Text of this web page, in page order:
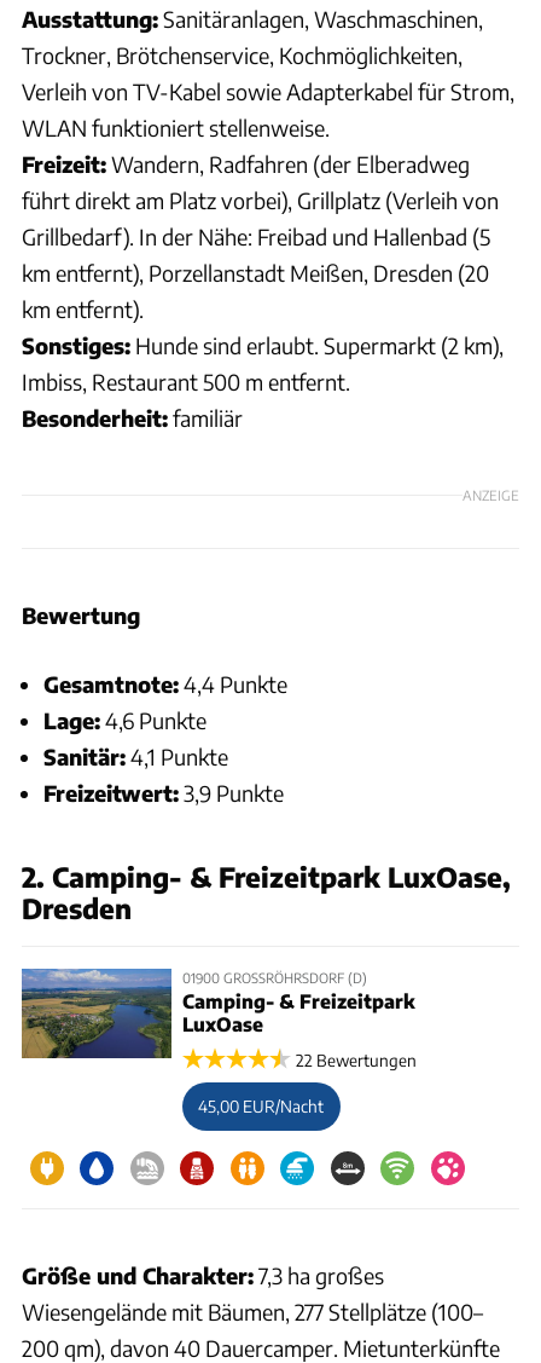
Ausstattung:Sanitäranlagen, Waschmaschinen,
Trockner, Brötchenservice, Kochmöglichkeiten,
Verleih von TV-Kabel sowie Adapterkabel für Strom,
WLAN funktioniert stellenweise.
Freizeit:Wandern, Radfahren (der Elberadweg
führt direkt am Platz vorbei), Grillplatz (Verleih von
Grillbedarf). In der Nähe: Freibad und Hallenbad (5
km entfernt), Porzellanstadt Meißen, Dresden (20
km entfernt).
Sonstiges: Hunde sind erlaubt. Supermarkt (2 km),
Imbiss, Restaurant 500 m entfernt.
Besonderheit:familiär
ANZEIGE
Bewertung
Gesamtnote:4,4 Punkte
Lage:4,6 Punkte
Sanitär:4,1 Punkte
Freizeitwert:3,9 Punkte
2. Camping- & Freizeitpark LuxOase,
Dresden
01900 GROSSRÖHRSDORF (D)
Camping- & Freizeitpark
LuxOase
22 Bewertungen
45,00 EUR/Nacht
Größe und Charakter:7,3 ha großes
Wiesengelände mit Bäumen, 277 Stellplätze (100–
200 qm), davon 40 Dauercamper. Mietunterkünfte